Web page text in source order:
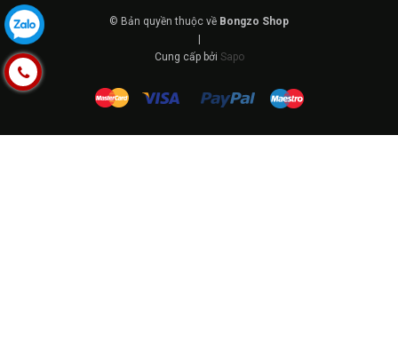
© Bản quyền thuộc về Bongzo Shop
|
Cung cấp bởi Sapo